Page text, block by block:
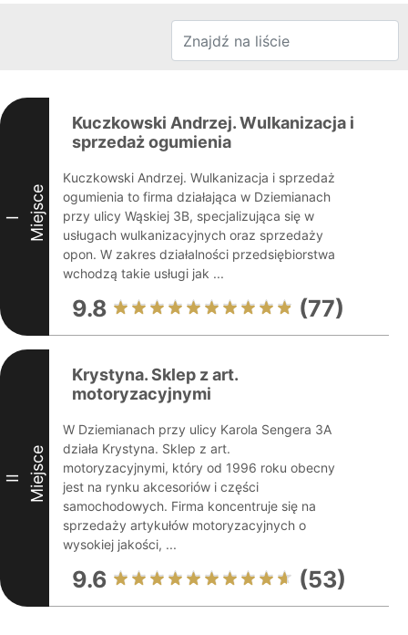
I Miejsce
Kuczkowski Andrzej. Wulkanizacja i
sprzedaż ogumienia
Kuczkowski Andrzej. Wulkanizacja i sprzedaż
ogumienia to firma działająca w Dziemianach
przy ulicy Wąskiej 3B, specjalizująca się w
usługach wulkanizacyjnych oraz sprzedaży
opon. W zakres działalności przedsiębiorstwa
wchodzą takie usługi jak ...
9.8 (77)
II Miejsce
Krystyna. Sklep z art.
motoryzacyjnymi
W Dziemianach przy ulicy Karola Sengera 3A
działa Krystyna. Sklep z art.
motoryzacyjnymi, który od 1996 roku obecny
jest na rynku akcesoriów i części
samochodowych. Firma koncentruje się na
sprzedaży artykułów motoryzacyjnych o
wysokiej jakości, ...
9.6 (53)